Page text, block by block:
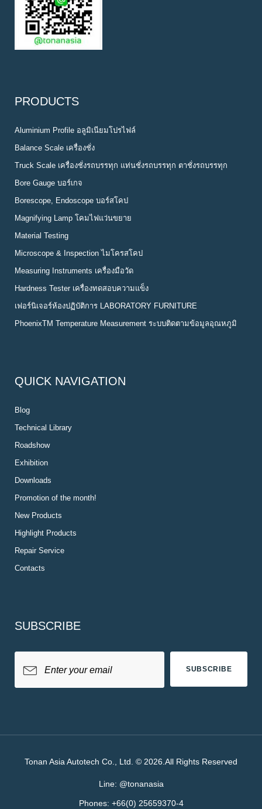
PRODUCTS
Aluminium Profile อลูมิเนียมโปรไฟล์
Balance Scale เครื่องชั่ง
Truck Scale เครื่องชั่งรถบรรทุก แท่นชั่งรถบรรทุก ตาชั่งรถบรรทุก
Bore Gauge บอร์เกจ
Borescope, Endoscope บอร์สโคป
Magnifying Lamp โคมไฟแว่นขยาย
Material Testing
Microscope & Inspection ไมโครสโคป
Measuring Instruments เครื่องมือวัด
Hardness Tester เครื่องทดสอบความแข็ง
เฟอร์นิเจอร์ห้องปฏิบัติการ LABORATORY FURNITURE
PhoenixTM Temperature Measurement ระบบติดตามข้อมูลอุณหภูมิ
QUICK NAVIGATION
Blog
Technical Library
Roadshow
Exhibition
Downloads
Promotion of the month!
New Products
Highlight Products
Repair Service
Contacts
SUBSCRIBE
SUBSCRIBE
Tonan Asia Autotech Co., Ltd. © 2026.All Rights Reserved
Line: @tonanasia
Phones: +66(0) 25659370-4